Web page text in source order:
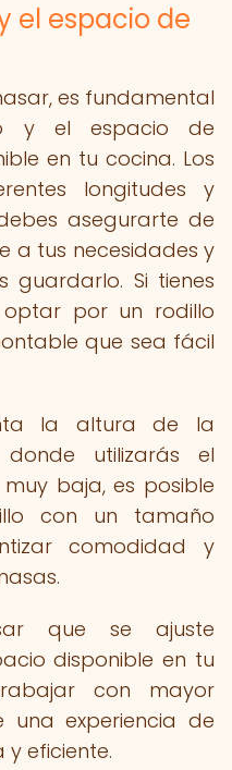
el espacio de
es fundamental
y el espacio de
en tu cocina. Los
longitudes y
asegurarte de
a tus necesidades y
Si tienes
por un rodillo
que sea fácil
la altura de la
utilizarás el
baja, es posible
con un tamaño
comodidad y
que se ajuste
disponible en tu
con mayor
experiencia de
eficiente.